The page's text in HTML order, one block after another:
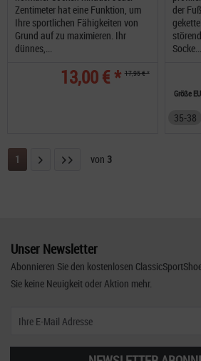
Zentimeter hat eine Funktion, um
Ihre sportlichen Fähigkeiten von
Grund auf zu maximieren. Ihr
dünnes,...
13,00 € * 17,95 € *
der
Socke...
Größe
35-38
1 von 3
Unser Newsletter
Abonnieren Sie den kostenlosen
Sie keine Neuigkeit oder Aktion mehr.